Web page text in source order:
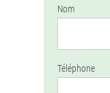
Nom
Téléphone